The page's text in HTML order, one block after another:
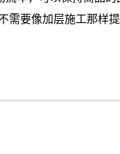
要像加层施工那样提